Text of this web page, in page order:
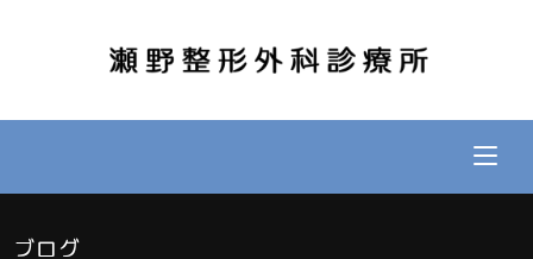
ブログ